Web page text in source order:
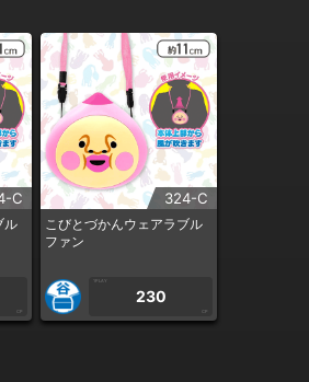
C
ル
CP
324-C
こびとづかんウェアラブル
ファン
1PLAY
230
CP